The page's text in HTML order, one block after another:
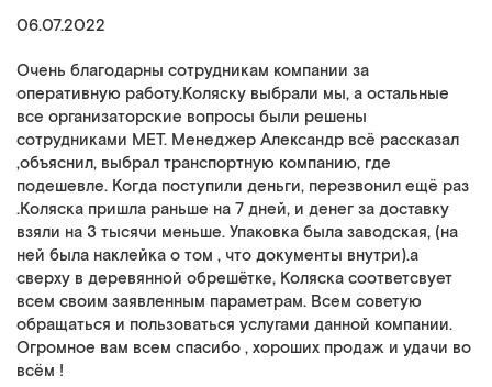
06.07.2022
Очень благодарны сотрудникам компании за
оперативную работу.Коляску выбрали мы, а остальные
все организаторские вопросы были решены
сотрудниками МЕТ. Менеджер Александр всё рассказал
,объяснил, выбрал транспортную компанию, где
подешевле. Когда поступили деньги, перезвонил ещё раз
.Коляска пришла раньше на 7 дней, и денег за доставку
взяли на 3 тысячи меньше. Упаковка была заводская, (на
ней была наклейка о том , что документы внутри).а
сверху в деревянной обрешётке, Коляска соответсвует
всем своим заявленным параметрам. Всем советую
обращаться и пользоваться услугами данной компании.
Огромное вам всем спасибо , хороших продаж и удачи во
всём !